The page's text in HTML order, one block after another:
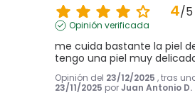
4/5
Opinión verificada
me cuida bastante la piel
tengo una piel muy
Opinión del 23/12/2025 , tras
23/11/2025 porJuan Antonio D.